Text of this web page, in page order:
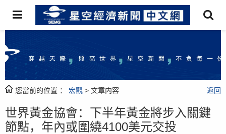
您當前的位置 ： 宏觀 > 文章内容 返回
世界黃金協會：下半年黃金將步入關鍵
節點，年內或圍繞4100美元交投